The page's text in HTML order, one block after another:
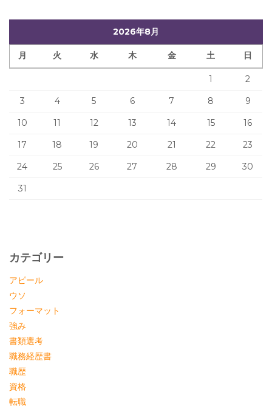
2026年8月
月 火 水 木 金 土 日
1
2
3
4 5 6 7 8
9
10
11 12 13 14 15
16
17
18 19 20 21 22
23
24
25 26 27 28 29
30
31
カテゴリー
アピール
ウソ
フォーマット
強み
書類選考
職務経歴書
職歴
資格
転職